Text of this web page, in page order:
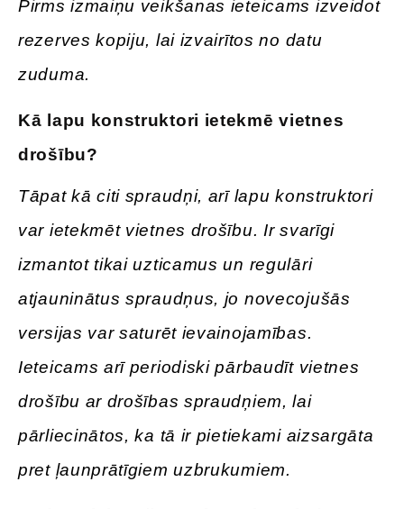
Pirms izmaiņu veikšanas ieteicams izveidot
rezerves kopiju, lai izvairītos no datu
zuduma.
Kā lapu konstruktori ietekmē vietnes
drošību?
Tāpat kā citi spraudņi, arī lapu konstruktori
var ietekmēt vietnes drošību. Ir svarīgi
izmantot tikai uzticamus un regulāri
atjauninātus spraudņus, jo novecojušās
versijas var saturēt ievainojamības.
Ieteicams arī periodiski pārbaudīt vietnes
drošību ar drošības spraudņiem, lai
pārliecinātos, ka tā ir pietiekami aizsargāta
pret ļaunprātīgiem uzbrukumiem.